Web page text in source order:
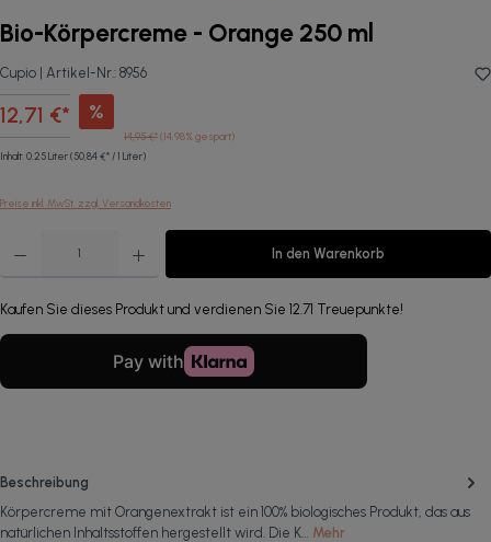
Bio-Körpercreme - Orange 250 ml
Cupio | Artikel-Nr.: 8956
12,71 €* %
14,95 €*(14.98% gespart)
Inhalt: 0.25 Liter(50,84 €* / 1 Liter)
Preise inkl. MwSt. zzgl. Versandkosten
Produkt Anzahl: Gib den gewünschten Wert ein oder benutze die Schaltflächen um die Anzahl zu erhöhen oder
In den Warenkorb
Kaufen Sie dieses Produkt und verdienen Sie 12.71 Treuepunkte!
Beschreibung
Körpercreme mit Orangenextrakt ist ein 100% biologisches Produkt, das aus
natürlichen Inhaltsstoffen hergestellt wird. Die K… Mehr